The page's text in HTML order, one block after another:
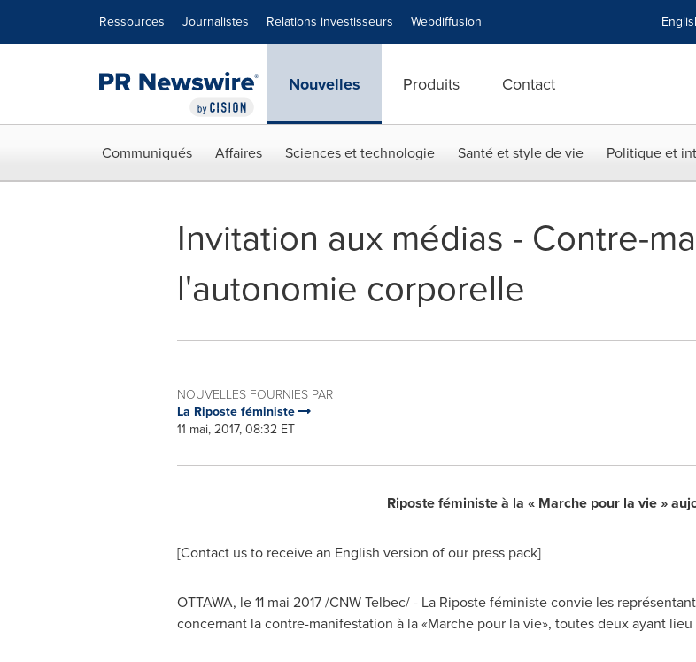
Ressources Journalistes Relations investisseurs Webdiffusion
Nouvelles Produits Contact
Communiqués Affaires Sciences et technologie Santé et style de vie Politique et
Invitation aux médias - Contre-
l'autonomie corporelle
NOUVELLES FOURNIES PAR
La Riposte féministe
11 mai, 2017, 08:32 ET
Riposte féministe à la « Marche pour la vie »
[Contact us to receive an English version of our press pack]
OTTAWA, le 11 mai 2017 /CNW Telbec/ - La Riposte féministe convie les
concernant la contre-manifestation à la «Marche pour la vie», toutes deux ayant